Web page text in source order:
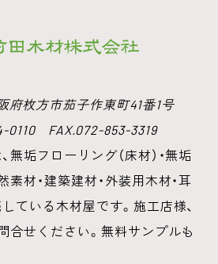
府枚方市茄子作東町41番1号
0110 FAX.072-853-3319
無垢フローリング（床材）・無垢
素材・建築建材・外装用木材・耳
ている木材屋です。 施工店様、
合せください。無料サンプルも